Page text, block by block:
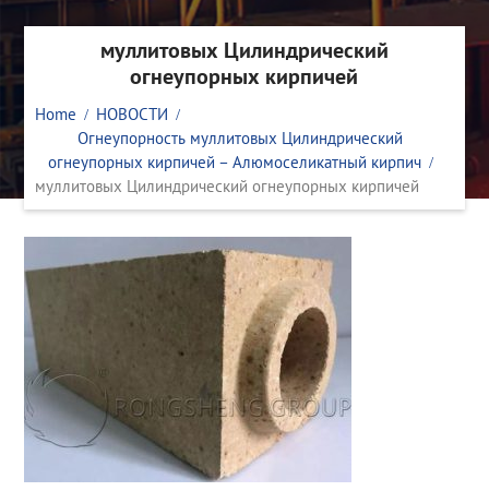
муллитовых Цилиндрический
огнеупорных кирпичей
Home
НОВОСТИ
Огнеупорность муллитовых Цилиндрический
огнеупорных кирпичей – Алюмоселикатный кирпич
муллитовых Цилиндрический огнеупорных кирпичей